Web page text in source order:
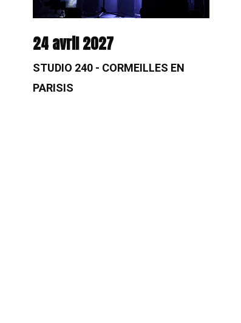
24 avril 2027
STUDIO 240 - CORMEILLES EN
PARISIS